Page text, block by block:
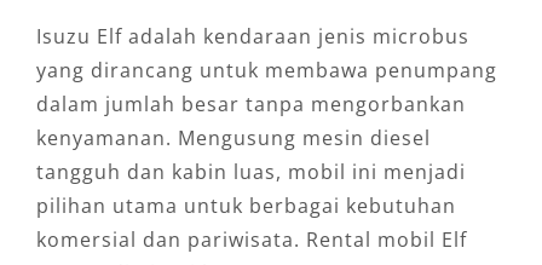
Isuzu Elf adalah kendaraan jenis microbus
yang dirancang untuk membawa penumpang
dalam jumlah besar tanpa mengorbankan
kenyamanan. Mengusung mesin diesel
tangguh dan kabin luas, mobil ini menjadi
pilihan utama untuk berbagai kebutuhan
komersial dan pariwisata. Rental mobil Elf